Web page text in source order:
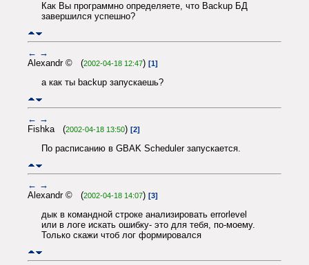
Как Вы программно определяете, что Backup БД
завершился успешно?
← →
Alexandr © (2002-04-18 12:47) [1]
а как ты backup запускаешь?
← →
Fishka (2002-04-18 13:50) [2]
По расписанию в GBAK Scheduler запускается.
← →
Alexandr © (2002-04-18 14:07) [3]
дык в командной строке анализировать errorlevel
или в логе искать ошибку- это для тебя, по-моему.
Только скажи чтоб лог формировался